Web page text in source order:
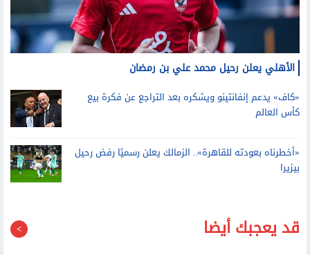
الأهلي يعلن رحيل محمد علي بن رمضان
«كاف» يدعم إنفانتينو ويشكره بعد التراجع عن فكرة بيع
كأس العالم
«أخطرناه بعودته للقاهرة».. الزمالك يعلن رسميًا رفض رحيل
بيزيرا
قد يعجبك أيضا